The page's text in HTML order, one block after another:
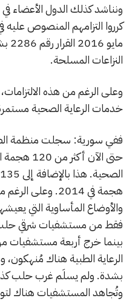
ونناشد كذلك الدول الأعضاء
النزاعات المسلحة.
وعلى الرغم من هذه
خدمات الرعاية الصحية
حتى الآن
هجمة في 2014.
والأوضاع المأساوية التي
فقط من مستشفيات شرقي
بينما خرج أربعة مستشفيات
الرعاية الطبية هناك
بشدة. ولم يسلَم غرب حلب
وتُجاهد المستشفيات هناك